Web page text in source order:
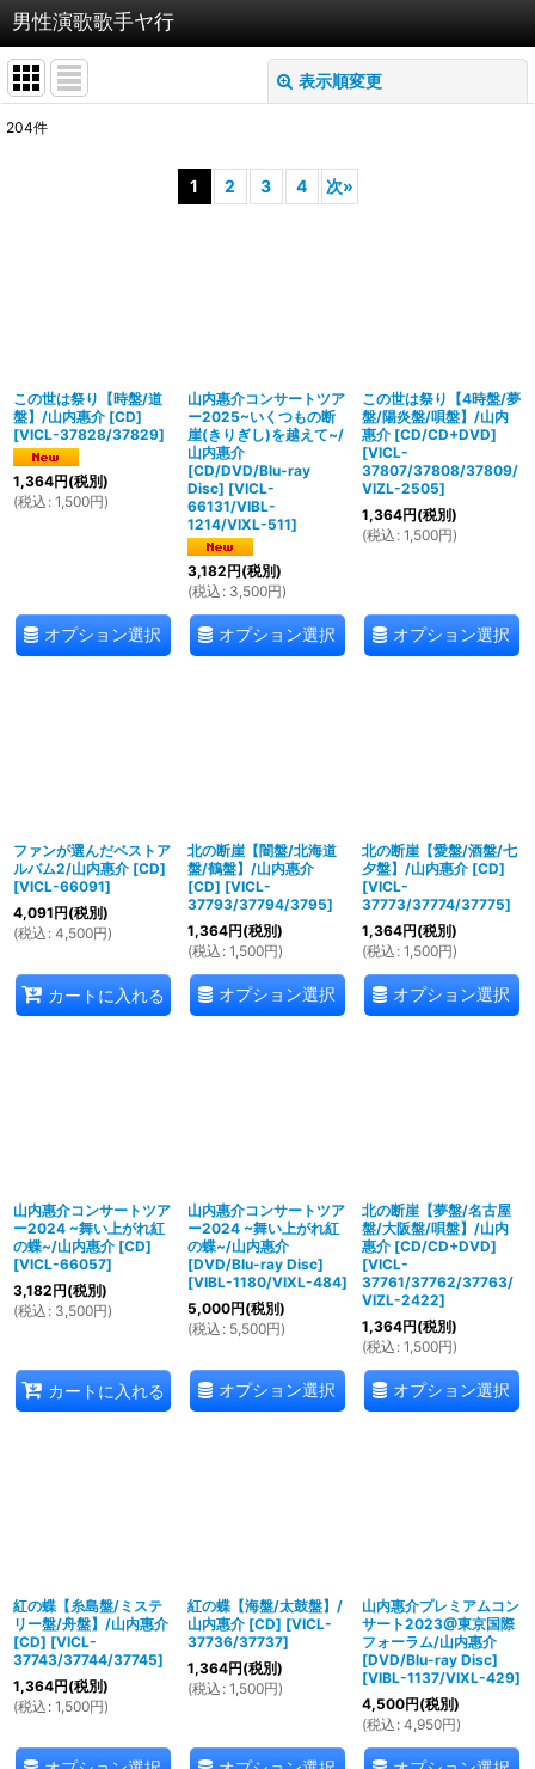
男性演歌歌手ヤ行
表示順変更
204件
1 2 3 4 次»
この世は祭り【時盤/道
盤】/山内惠介 [CD]
[VICL-37828/37829]
1,364円(税別)
(税込 : 1,500円)
オプション選択
山内惠介コンサートツア
ー2025~いくつもの断
崖(きりぎし)を越えて~/
山内惠介
[CD/DVD/Blu-ray
Disc] [VICL-
66131/VIBL-
1214/VIXL-511]
3,182円(税別)
(税込 : 3,500円)
オプション選択
この世は祭り【4時盤/夢
盤/陽炎盤/唄盤】/山内
惠介 [CD/CD+DVD]
[VICL-
37807/37808/37809/
VIZL-2505]
1,364円(税別)
(税込 : 1,500円)
オプション選択
ファンが選んだベストア
ルバム2/山内惠介 [CD]
[VICL-66091]
4,091円(税別)
(税込 : 4,500円)
カートに入れる
北の断崖【闇盤/北海道
盤/鶴盤】/山内惠介
[CD] [VICL-
37793/37794/3795]
1,364円(税別)
(税込 : 1,500円)
オプション選択
北の断崖【愛盤/酒盤/七
夕盤】/山内惠介 [CD]
[VICL-
37773/37774/37775]
1,364円(税別)
(税込 : 1,500円)
オプション選択
山内惠介コンサートツア
ー2024 ~舞い上がれ紅
の蝶~/山内惠介 [CD]
[VICL-66057]
3,182円(税別)
(税込 : 3,500円)
カートに入れる
山内惠介コンサートツア
ー2024 ~舞い上がれ紅
の蝶~/山内惠介
[DVD/Blu-ray Disc]
[VIBL-1180/VIXL-484]
5,000円(税別)
(税込 : 5,500円)
オプション選択
北の断崖【夢盤/名古屋
盤/大阪盤/唄盤】/山内
惠介 [CD/CD+DVD]
[VICL-
37761/37762/37763/
VIZL-2422]
1,364円(税別)
(税込 : 1,500円)
オプション選択
紅の蝶【糸島盤/ミステ
リー盤/舟盤】/山内惠介
[CD] [VICL-
37743/37744/37745]
1,364円(税別)
(税込 : 1,500円)
紅の蝶【海盤/太鼓盤】/
山内惠介 [CD] [VICL-
37736/37737]
1,364円(税別)
(税込 : 1,500円)
山内惠介プレミアムコン
サート2023@東京国際
フォーラム/山内惠介
[DVD/Blu-ray Disc]
[VIBL-1137/VIXL-429]
4,500円(税別)
(税込 : 4,950円)